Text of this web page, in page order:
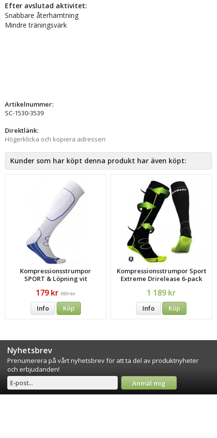
Efter avslutad aktivitet:
Snabbare återhämtning
Mindre träningsvärk
Artikelnummer:
SC-1530-3539
Direktlänk:
Högerklicka och kopiera adressen
Kunder som har köpt denna produkt har även köpt:
Kompressionsstrumpor
SPORT & Löpning vit
179 kr 189 kr
Info Köp
Kompressionsstrumpor Sport
Extreme Drirelease 6-pack
1 189 kr
Info Köp
Nyhetsbrev
Prenumerera på vårt nyhetsbrev för att ta del av produktnyheter
och erbjudanden!
Anmäl mig